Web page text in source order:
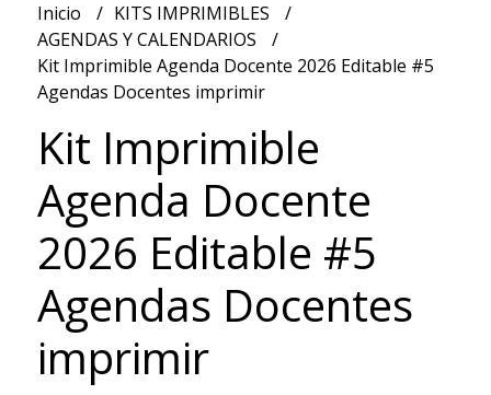
Inicio
KITS IMPRIMIBLES
AGENDAS Y CALENDARIOS
Kit Imprimible Agenda Docente 2026 Editable #5
Agendas Docentes imprimir
Kit Imprimible
Agenda Docente
2026 Editable #5
Agendas Docentes
imprimir